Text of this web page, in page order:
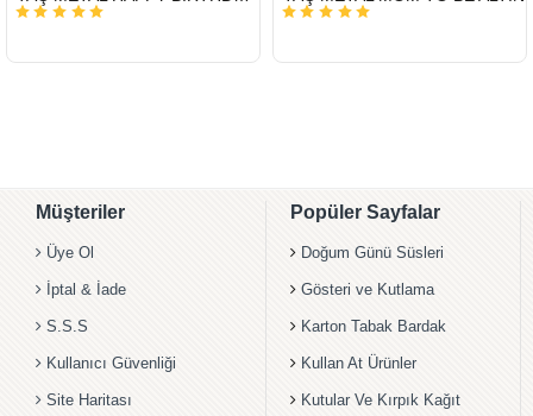
Müşteriler
Üye Ol
İptal & İade
S.S.S
Kullanıcı Güvenliği
Site Haritası
Popüler Sayfalar
Doğum Günü Süsleri
Gösteri ve Kutlama
Karton Tabak Bardak
Kullan At Ürünler
Kutular Ve Kırpık Kağıt